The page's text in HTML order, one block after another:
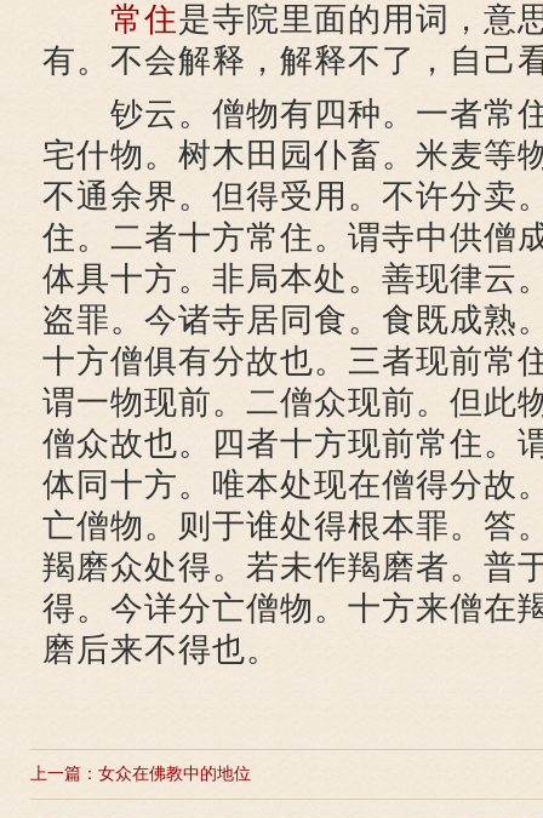
常住是寺院里面的用词，意
有。不会解释，解释不了，自己
钞云。僧物有四种。一者常
宅什物。树木田园仆畜。米麦等
不通余界。但得受用。不许分卖
住。二者十方常住。谓寺中供僧
体具十方。非局本处。善现律云
盗罪。今诸寺居同食。食既成熟
十方僧俱有分故也。三者现前常
谓一物现前。二僧众现前。但此
僧众故也。四者十方现前常住。
体同十方。唯本处现在僧得分故
亡僧物。则于谁处得根本罪。答
羯磨众处得。若未作羯磨者。普
得。今详分亡僧物。十方来僧在
磨后来不得也。
上一篇： 女众在佛教中的地位